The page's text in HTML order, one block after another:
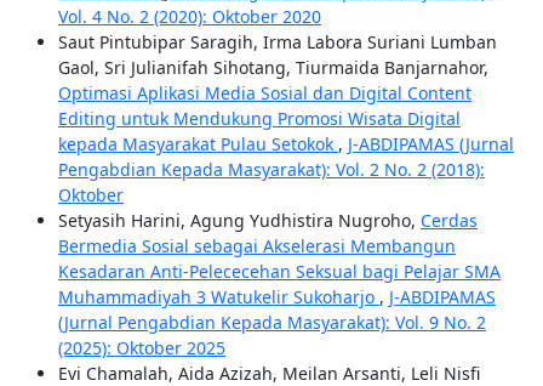
Vol. 4 No. 2 (2020): Oktober 2020
Saut Pintubipar Saragih, Irma Labora Suriani Lumban
Gaol, Sri Julianifah Sihotang, Tiurmaida Banjarnahor,
Optimasi Aplikasi Media Sosial dan Digital Content
Editing untuk Mendukung Promosi Wisata Digital
kepada Masyarakat Pulau Setokok , J-ABDIPAMAS (Jurnal
Pengabdian Kepada Masyarakat): Vol. 2 No. 2 (2018):
Oktober
Setyasih Harini, Agung Yudhistira Nugroho, Cerdas
Bermedia Sosial sebagai Akselerasi Membangun
Kesadaran Anti-Pelececehan Seksual bagi Pelajar SMA
Muhammadiyah 3 Watukelir Sukoharjo , J-ABDIPAMAS
(Jurnal Pengabdian Kepada Masyarakat): Vol. 9 No. 2
(2025): Oktober 2025
Evi Chamalah, Aida Azizah, Meilan Arsanti, Leli Nisfi